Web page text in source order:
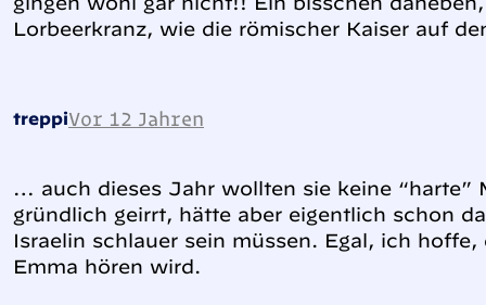
Lorbeerkranz, wie die römischer Kaiser auf
treppiVor 12 Jahren
… auch dieses Jahr wollten sie keine “harte”
gründlich geirrt, hätte aber eigentlich schon
Israelin schlauer sein müssen. Egal, ich
Emma hören wird.